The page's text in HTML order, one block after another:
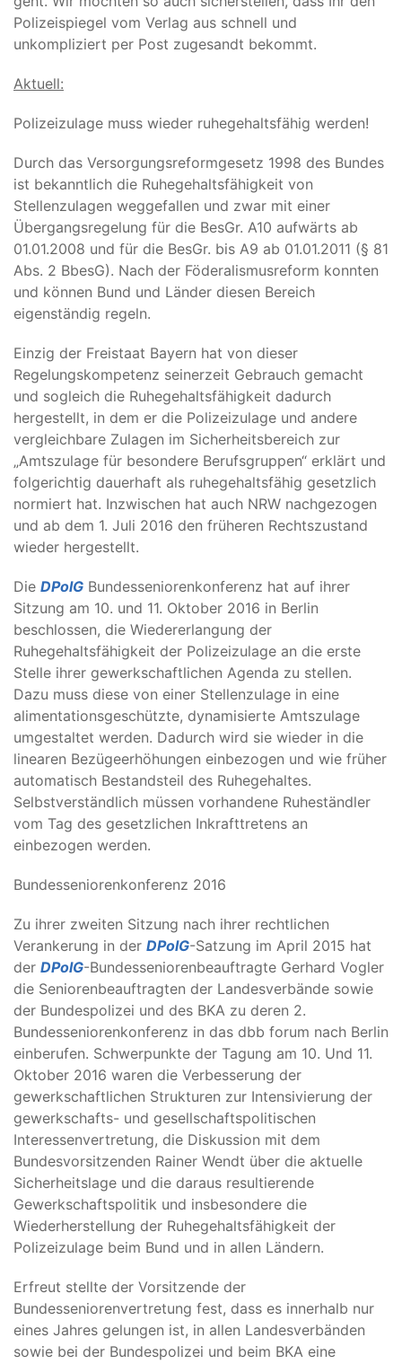
Polizeispiegel vom Verlag aus schnell und
unkompliziert per Post zugesandt bekommt.
Aktuell:
Polizeizulage muss wieder ruhegehaltsfähig werden!
Durch das Versorgungsreformgesetz 1998 des Bundes
ist bekanntlich die Ruhegehaltsfähigkeit von
Stellenzulagen weggefallen und zwar mit einer
Übergangsregelung für die BesGr. A10 aufwärts ab
01.01.2008 und für die BesGr. bis A9 ab 01.01.2011 (§ 81
Abs. 2 BbesG). Nach der Föderalismusreform konnten
und können Bund und Länder diesen Bereich
eigenständig regeln.
Einzig der Freistaat Bayern hat von dieser
Regelungskompetenz seinerzeit Gebrauch gemacht
und sogleich die Ruhegehaltsfähigkeit dadurch
hergestellt, in dem er die Polizeizulage und andere
vergleichbare Zulagen im Sicherheitsbereich zur
„Amtszulage für besondere Berufsgruppen“ erklärt und
folgerichtig dauerhaft als ruhegehaltsfähig gesetzlich
normiert hat. Inzwischen hat auch NRW nachgezogen
und ab dem 1. Juli 2016 den früheren Rechtszustand
wieder hergestellt.
Die DPolG Bundesseniorenkonferenz hat auf ihrer
Sitzung am 10. und 11. Oktober 2016 in Berlin
beschlossen, die Wiedererlangung der
Ruhegehaltsfähigkeit der Polizeizulage an die erste
Stelle ihrer gewerkschaftlichen Agenda zu stellen.
Dazu muss diese von einer Stellenzulage in eine
alimentationsgeschützte, dynamisierte Amtszulage
umgestaltet werden. Dadurch wird sie wieder in die
linearen Bezügeerhöhungen einbezogen und wie früher
automatisch Bestandsteil des Ruhegehaltes.
Selbstverständlich müssen vorhandene Ruheständler
vom Tag des gesetzlichen Inkrafttretens an
einbezogen werden.
Bundesseniorenkonferenz 2016
Zu ihrer zweiten Sitzung nach ihrer rechtlichen
Verankerung in der DPolG-Satzung im April 2015 hat
der DPolG-Bundesseniorenbeauftragte Gerhard Vogler
die Seniorenbeauftragten der Landesverbände sowie
der Bundespolizei und des BKA zu deren 2.
Bundesseniorenkonferenz in das dbb forum nach Berlin
einberufen. Schwerpunkte der Tagung am 10. Und 11.
Oktober 2016 waren die Verbesserung der
gewerkschaftlichen Strukturen zur Intensivierung der
gewerkschafts- und gesellschaftspolitischen
Interessenvertretung, die Diskussion mit dem
Bundesvorsitzenden Rainer Wendt über die aktuelle
Sicherheitslage und die daraus resultierende
Gewerkschaftspolitik und insbesondere die
Wiederherstellung der Ruhegehaltsfähigkeit der
Polizeizulage beim Bund und in allen Ländern.
Erfreut stellte der Vorsitzende der
Bundesseniorenvertretung fest, dass es innerhalb nur
eines Jahres gelungen ist, in allen Landesverbänden
sowie bei der Bundespolizei und beim BKA eine